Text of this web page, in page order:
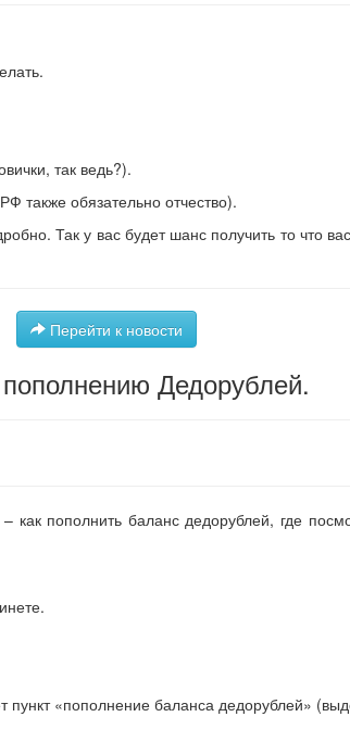
так ведь?).
также обязательно отчество).
Так у вас будет шанс получить то что
Перейти к новости
Дедорублей.
пополнить баланс дедорублей, где
«пополнение баланса дедорублей»